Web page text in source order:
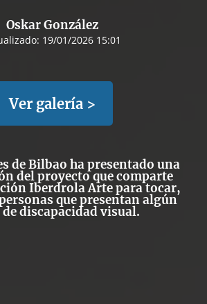
Oskar González
19/01/2026 15:01
Ver galería >
de Bilbao ha presentado una
del proyecto que comparte
Iberdrola Arte para tocar,
que presentan algún
discapacidad visual.